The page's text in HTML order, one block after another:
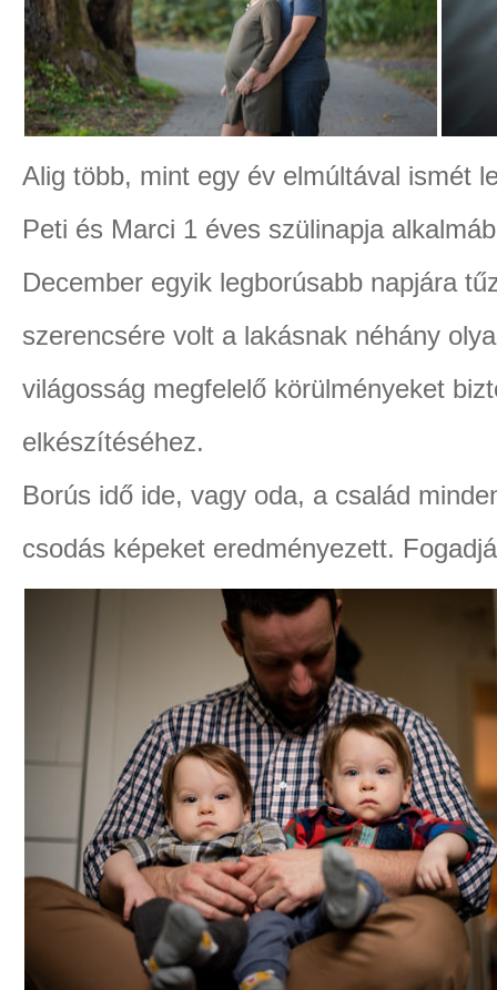
Alig több, mint egy év elmúltával ismét
Peti és Marci 1 éves szülinapja
December egyik legborúsabb napjára
szerencsére volt a lakásnak néhány
világosság megfelelő körülményeket
elkészítéséhez.
Borús idő ide, vagy oda, a család
csodás képeket eredményezett.